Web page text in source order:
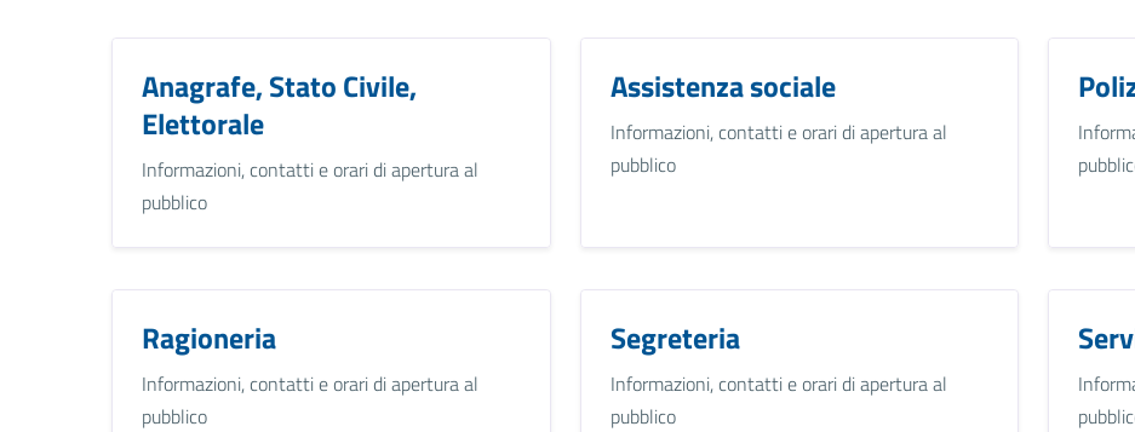
Anagrafe, Stato Civile,
Elettorale
Informazioni, contatti e orari di apertura al
pubblico
Assistenza sociale
Informazioni, contatti e orari di apertura al
pubblico
Ragioneria
Informazioni, contatti e orari di apertura al
pubblico
Segreteria
Informazioni, contatti e orari di apertura al
pubblico